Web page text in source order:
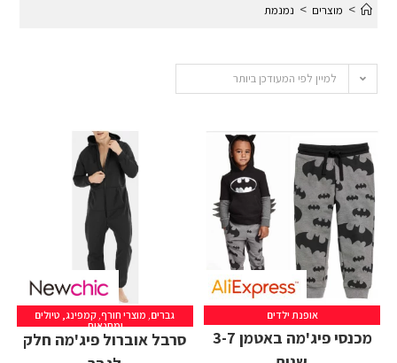
> מוצרים > נמנמת
למיין לפי המעודכן ביותר
אופנת ילדים
מכנסי פיג'מה באטמן 3-7
גברים, מוצרי חורף, קמפינג, טיולים
ומחנאות
סרבל אוברול פיג'מה חלק